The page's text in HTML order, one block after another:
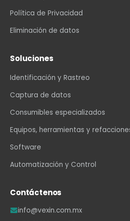
Política de Privacidad
Eliminación de datos
Soluciones
Identificación y Rastreo
Captura de datos
Consumibles especializados
Equipos, herramientas y
Software
Automatización y Control
Contáctenos
info@vexin.com.mx